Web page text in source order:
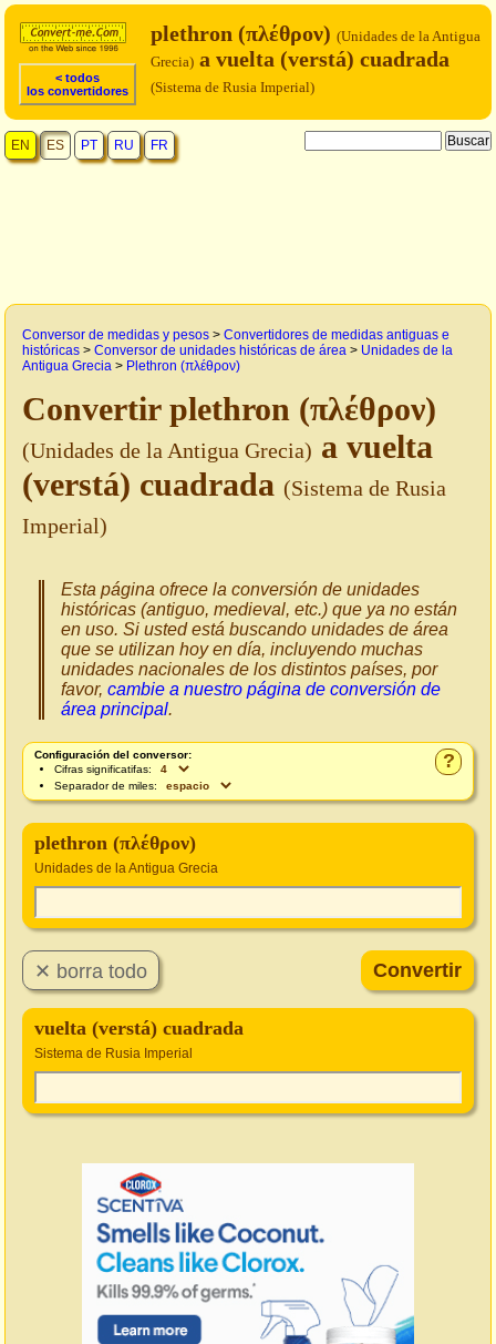
< todos
los convertidores
plethron (πλέθρον) (Unidades de la Antigua
Grecia) a vuelta (verstá) cuadrada
(Sistema de Rusia Imperial)
EN ES PT RU FR
Conversor de medidas y pesos > Convertidores de medidas antiguas e
históricas > Conversor de unidades históricas de área > Unidades de la
Antigua Grecia > Plethron (πλέθρον)
Convertir plethron (πλέθρον)
(Unidades de la Antigua Grecia) a vuelta
(verstá) cuadrada (Sistema de Rusia
Imperial)
Esta página ofrece la conversión de unidades
históricas (antiguo, medieval, etc.) que ya no están
en uso. Si usted está buscando unidades de área
que se utilizan hoy en día, incluyendo muchas
unidades nacionales de los distintos países, por
favor, cambie a nuestro página de conversión de
área principal.
?
Configuración del conversor:
Cifras significatifas:
Separador de miles:
plethron (πλέθρον)
Unidades de la Antigua Grecia
vuelta (verstá) cuadrada
Sistema de Rusia Imperial